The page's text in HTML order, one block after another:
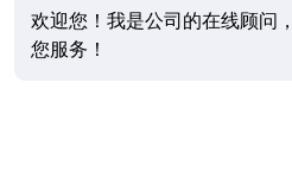
欢迎您！我是公司的在线顾问
您服务！